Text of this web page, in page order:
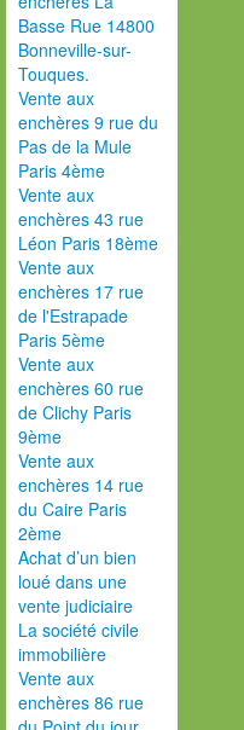
Basse Rue 14800
Bonneville-sur-
Touques.
Vente aux
enchères 9 rue du
Pas de la Mule
Paris 4ème
Vente aux
enchères 43 rue
Léon Paris 18ème
Vente aux
enchères 17 rue
de l'Estrapade
Paris 5ème
Vente aux
enchères 60 rue
de Clichy Paris
9ème
Vente aux
enchères 14 rue
du Caire Paris
2ème
Achat d’un bien
loué dans une
vente judiciaire
La société civile
immobilière
Vente aux
enchères 86 rue